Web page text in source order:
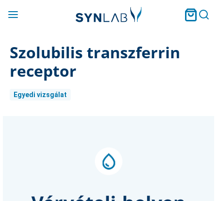
Szolubilis transzferrin
receptor
Egyedi vizsgálat